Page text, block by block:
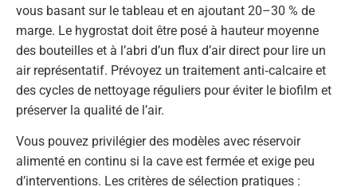
vous basant sur le tableau et en ajoutant 20–30 % de
marge. Le hygrostat doit être posé à hauteur moyenne
des bouteilles et à l’abri d’un flux d’air direct pour lire un
air représentatif. Prévoyez un traitement anti‑calcaire et
des cycles de nettoyage réguliers pour éviter le biofilm et
préserver la qualité de l’air.
Vous pouvez privilégier des modèles avec réservoir
alimenté en continu si la cave est fermée et exige peu
d’interventions. Les critères de sélection pratiques :